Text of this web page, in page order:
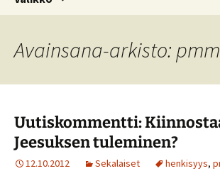
Avainsana-arkisto:
Uutiskommentti:
Jeesuksen tuleminen?
12.10.2012 Sekalaiset henkisyys,